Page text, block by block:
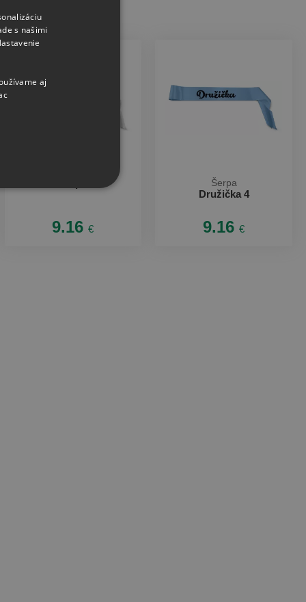
9.16 €
Šerpa
Družička 4
9.16 €
s našimi
aj